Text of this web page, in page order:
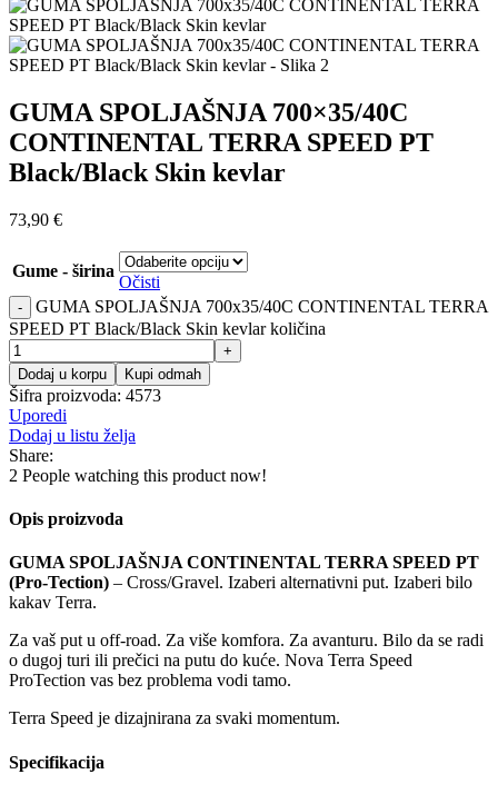
GUMA SPOLJAŠNJA 700×35/40C
CONTINENTAL TERRA SPEED PT
Black/Black Skin kevlar
73,90 €
Gume - širina
Očisti
GUMA SPOLJAŠNJA 700x35/40C CONTINENTAL TERRA
SPEED PT Black/Black Skin kevlar količina
Dodaj u korpu Kupi odmah
Šifra proizvoda: 4573
Uporedi
Dodaj u listu želja
Share:
2 People watching this product now!
Opis proizvoda
GUMA SPOLJAŠNJA CONTINENTAL TERRA SPEED PT
(Pro-Tection) – Cross/Gravel. Izaberi alternativni put. Izaberi bilo
kakav Terra.
Za vaš put u off-road. Za više komfora. Za avanturu. Bilo da se radi
o dugoj turi ili prečici na putu do kuće. Nova Terra Speed
ProTection vas bez problema vodi tamo.
Terra Speed je dizajnirana za svaki momentum.
Specifikacija